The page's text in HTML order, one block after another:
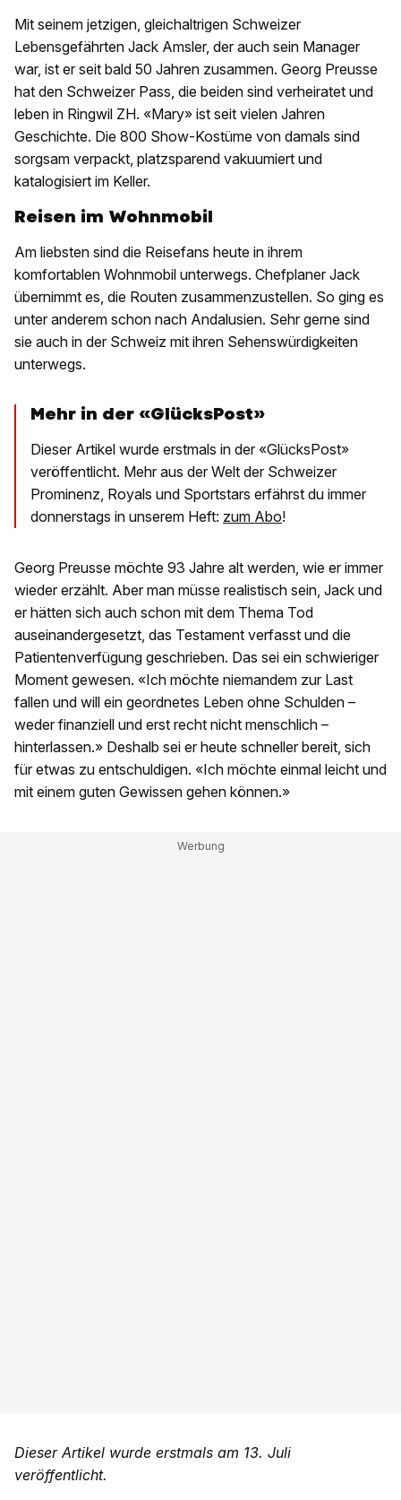
Mit seinem jetzigen, gleichaltrigen Schweizer
Lebensgefährten Jack Amsler, der auch sein Manager
war, ist er seit bald 50 Jahren zusammen. Georg Preusse
hat den Schweizer Pass, die beiden sind verheiratet und
leben in Ringwil ZH. «Mary» ist seit vielen Jahren
Geschichte. Die 800 Show-Kostüme von damals sind
sorgsam verpackt, platzsparend vakuumiert und
katalogisiert im Keller.
Reisen im Wohnmobil
Am liebsten sind die Reisefans heute in ihrem
komfortablen Wohnmobil unterwegs. Chefplaner Jack
übernimmt es, die Routen zusammenzustellen. So ging es
unter anderem schon nach Andalusien. Sehr gerne sind
sie auch in der Schweiz mit ihren Sehenswürdigkeiten
unterwegs.
Mehr in der «GlücksPost»
Dieser Artikel wurde erstmals in der «GlücksPost»
veröffentlicht. Mehr aus der Welt der Schweizer
Prominenz, Royals und Sportstars erfährst du immer
donnerstags in unserem Heft: zum Abo!
Georg Preusse möchte 93 Jahre alt werden, wie er immer
wieder erzählt. Aber man müsse realistisch sein, Jack und
er hätten sich auch schon mit dem Thema Tod
auseinandergesetzt, das Testament verfasst und die
Patientenverfügung geschrieben. Das sei ein schwieriger
Moment gewesen. «Ich möchte niemandem zur Last
fallen und will ein geordnetes Leben ohne Schulden –
weder finanziell und erst recht nicht menschlich –
hinterlassen.» Deshalb sei er heute schneller bereit, sich
für etwas zu entschuldigen. «Ich möchte einmal leicht und
mit einem guten Gewissen gehen können.»
Dieser Artikel wurde erstmals am 13. Juli
veröffentlicht.